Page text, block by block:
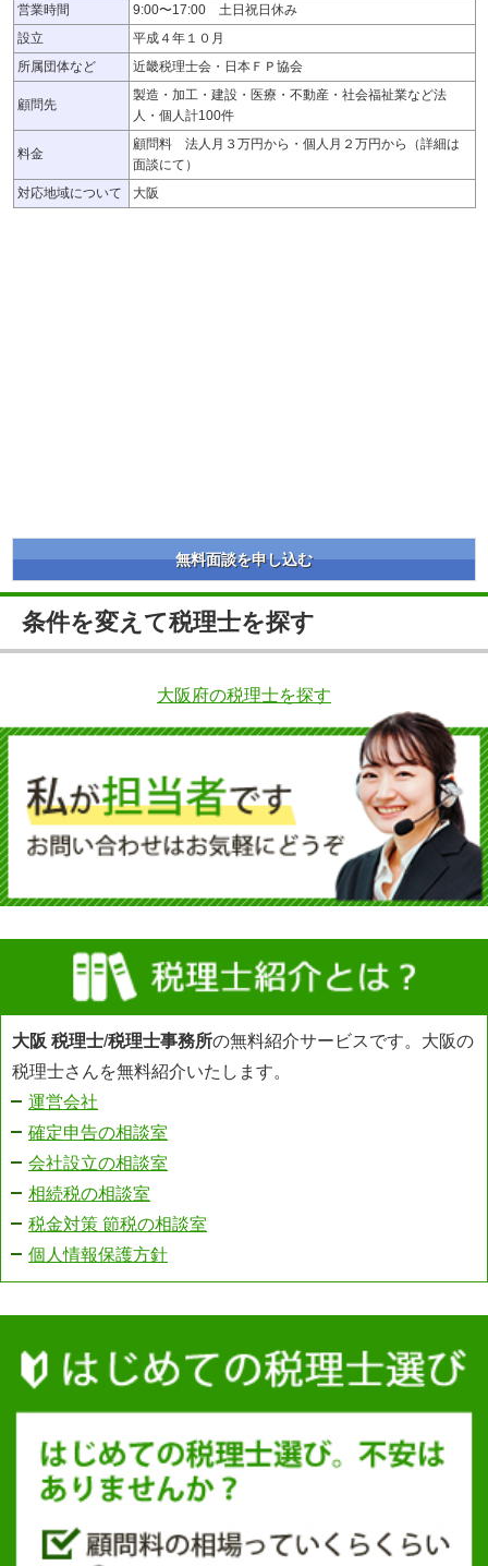
営業時間
9:00〜17:00 土日祝日休み
設立
平成４年１０月
所属団体など
近畿税理士会・日本ＦＰ協会
顧問先
製造・加工・建設・医療・不動産・社会福祉業など法
人・個人計100件
料金
顧問料 法人月３万円から・個人月２万円から（詳細は
面談にて）
対応地域について
大阪
無料面談を申し込む
条件を変えて税理士を探す
大阪府の税理士を探す
大阪 税理士/税理士事務所の無料紹介サービスです。大阪の
税理士さんを無料紹介いたします。
運営会社
確定申告の相談室
会社設立の相談室
相続税の相談室
税金対策 節税の相談室
個人情報保護方針